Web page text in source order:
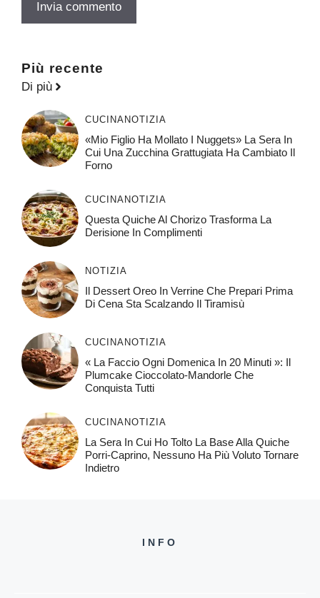
Più recente
Di più
CUCINA NOTIZIA
«Mio Figlio Ha Mollato I Nuggets» La Sera In
Cui Una Zucchina Grattugiata Ha Cambiato Il
Forno
CUCINA NOTIZIA
Questa Quiche Al Chorizo ​​trasforma La
Derisione In Complimenti
NOTIZIA
Il Dessert Oreo In Verrine Che Prepari Prima
Di Cena Sta Scalzando Il Tiramisù
CUCINA NOTIZIA
« La Faccio Ogni Domenica In 20 Minuti »: Il
Plumcake Cioccolato-Mandorle Che
Conquista Tutti
CUCINA NOTIZIA
La Sera In Cui Ho Tolto La Base Alla Quiche
Porri-Caprino, Nessuno Ha Più Voluto Tornare
Indietro
INFO